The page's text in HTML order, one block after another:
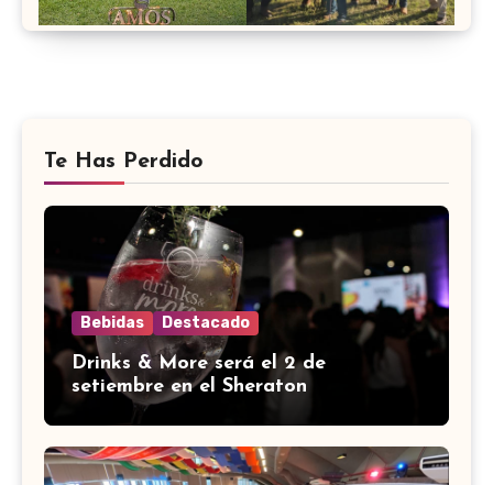
Te Has Perdido
Bebidas Destacado
Drinks & More será el 2 de
setiembre en el Sheraton